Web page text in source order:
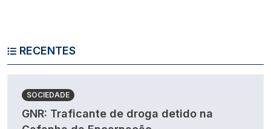
RECENTES
SOCIEDADE
GNR: Traficante de droga detido na